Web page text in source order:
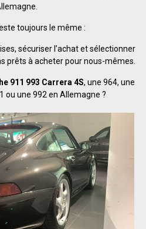
toujours le même :
sécuriser l’achat et sélectionner
prêts à acheter pour nous-mêmes.
911 993 Carrera 4S, une 964, une
ou une 992 en Allemagne ?